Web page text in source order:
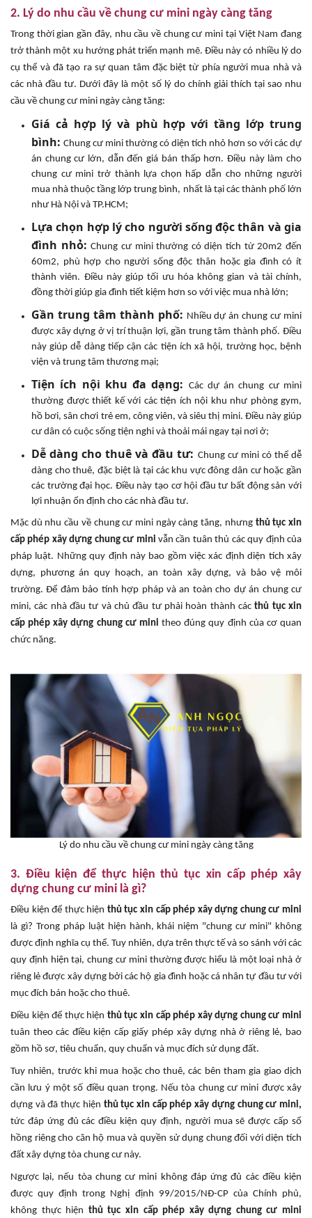
2. Lý do nhu cầu về chung cư mini ngày càng tăng
Trong thời gian gần đây, nhu cầu về chung cư mini tại Việt Nam đang
trở thành một xu hướng phát triển mạnh mẽ. Điều này có nhiều lý do
cụ thể và đã tạo ra sự quan tâm đặc biệt từ phía người mua nhà và
các nhà đầu tư. Dưới đây là một số lý do chính giải thích tại sao nhu
cầu về chung cư mini ngày càng tăng:
Giá cả hợp lý và phù hợp với tầng lớp trung
bình: Chung cư mini thường có diện tích nhỏ hơn so với các dự
án chung cư lớn, dẫn đến giá bán thấp hơn. Điều này làm cho
chung cư mini trở thành lựa chọn hấp dẫn cho những người
mua nhà thuộc tầng lớp trung bình, nhất là tại các thành phố lớn
như Hà Nội và TP.HCM;
Lựa chọn hợp lý cho người sống độc thân và gia
đình nhỏ:Chung cư mini thường có diện tích từ 20m2 đến
60m2, phù hợp cho người sống độc thân hoặc gia đình có ít
thành viên. Điều này giúp tối ưu hóa không gian và tài chính,
đồng thời giúp gia đình tiết kiệm hơn so với việc mua nhà lớn;
Gần trung tâm thành phố: Nhiều dự án chung cư mini
được xây dựng ở vị trí thuận lợi, gần trung tâm thành phố. Điều
này giúp dễ dàng tiếp cận các tiện ích xã hội, trường học, bệnh
viện và trung tâm thương mại;
Tiện ích nội khu đa dạng: Các dự án chung cư mini
thường được thiết kế với các tiện ích nội khu như phòng gym,
hồ bơi, sân chơi trẻ em, công viên, và siêu thị mini. Điều này giúp
cư dân có cuộc sống tiện nghi và thoải mái ngay tại nơi ở;
Dễ dàng cho thuê và đầu tư: Chung cư mini có thể dễ
dàng cho thuê, đặc biệt là tại các khu vực đông dân cư hoặc gần
các trường đại học. Điều này tạo cơ hội đầu tư bất động sản với
lợi nhuận ổn định cho các nhà đầu tư.
Mặc dù nhu cầu về chung cư mini ngày càng tăng, nhưng thủ tục xin
cấp phép xây dựng chung cư mini vẫn cần tuân thủ các quy định của
pháp luật. Những quy định này bao gồm việc xác định diện tích xây
dựng, phương án quy hoạch, an toàn xây dựng, và bảo vệ môi
trường. Để đảm bảo tính hợp pháp và an toàn cho dự án chung cư
mini, các nhà đầu tư và chủ đầu tư phải hoàn thành cácthủ tục xin
cấp phép xây dựng chung cư mini theo đúng quy định của cơ quan
chức năng.
Lý do nhu cầu về chung cư mini ngày càng tăng
3. Điều kiện để thực hiện thủ tục xin cấp phép xây
dựng chung cư mini là gì?
Điều kiện để thực hiện thủ tục xin cấp phép xây dựng chung cư mini
là gì? Trong pháp luật hiện hành, khái niệm "chung cư mini" không
được định nghĩa cụ thể. Tuy nhiên, dựa trên thực tế và so sánh với các
quy định hiện tại, chung cư mini thường được hiểu là một loại nhà ở
riêng lẻ được xây dựng bởi các hộ gia đình hoặc cá nhân tự đầu tư với
mục đích bán hoặc cho thuê.
Điều kiện để thực hiện thủ tục xin cấp phép xây dựng chung cư mini
tuân theo các điều kiện cấp giấy phép xây dựng nhà ở riêng lẻ, bao
gồm hồ sơ, tiêu chuẩn, quy chuẩn và mục đích sử dụng đất.
Tuy nhiên, trước khi mua hoặc cho thuê, các bên tham gia giao dịch
cần lưu ý một số điều quan trọng. Nếu tòa chung cư mini được xây
dựng và đã thực hiện thủ tục xin cấp phép xây dựng chung cư mini,
tức đáp ứng đủ các điều kiện quy định, người mua sẽ được cấp sổ
hồng riêng cho căn hộ mua và quyền sử dụng chung đối với diện tích
đất xây dựng tòa chung cư này.
Ngược lại, nếu tòa chung cư mini không đáp ứng đủ các điều kiện
được quy định trong Nghị định 99/2015/NĐ-CP của Chính phủ,
không thực hiện thủ tục xin cấp phép xây dựng chung cư mini